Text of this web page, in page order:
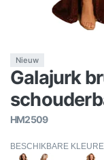
Nieuw
Galajurk
HM2509
BESCHIKBARE